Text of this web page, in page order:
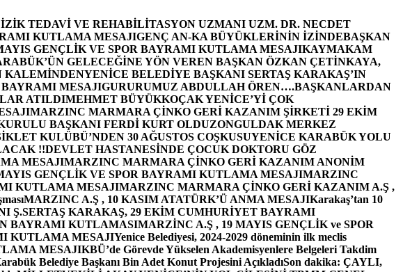
TEDAVİ VE REHABİLİTASYON UZMANI UZM. DR. NECDET
KUTLAMA MESAJIGENÇ AN-KA BÜYÜKLERİNİN İZİNDEBAŞKAN
GENÇLİK VE SPOR BAYRAMI KUTLAMA MESAJIKAYMAKAM
GELECEĞİNE YÖN VEREN BAŞKAN ÖZKAN ÇETİNKAYA,
KALEMİNDENYENİCE BELEDİYE BAŞKANI SERTAŞ KARAKAŞ’IN
MESAJIGURURUMUZ ABDULLAH ÖREN….BAŞKANLARDAN
ATILDIMEHMET BÜYÜKKOÇAK YENİCE’Yİ ÇOK
MARZINC MARMARA ÇİNKO GERİ KAZANIM ŞİRKETİ 29 EKİM
BAŞKANI FERDİ KURT OLDUZONGULDAK MERKEZ
KULÜBÜ’NDEN 30 AĞUSTOS COŞKUSUYENİCE KARABÜK YOLU
!!DEVLET HASTANESİNDE ÇOCUK DOKTORU GÖZ
MESAJIMARZINC MARMARA ÇİNKO GERİ KAZANIM ANONİM
GENÇLİK VE SPOR BAYRAMI KUTLAMA MESAJIMARZINC
KUTLAMA MESAJIMARZINC MARMARA ÇİNKO GERİ KAZANIM A.Ş ,
MARZINC A.Ş , 10 KASIM ATATÜRK’Ü ANMA MESAJIKarakaş’tan 10
Ş.SERTAŞ KARAKAŞ, 29 EKİM CUMHURİYET BAYRAMI
BAYRAMI KUTLAMASIMARZİNC A.Ş , 19 MAYIS GENÇLİK ve SPOR
KUTLAMA MESAJIYenice Belediyesi, 2024-2029 döneminin ilk meclis
MESAJIKBÜ’de Görevde Yükselen Akademisyenlere Belgeleri Takdim
Belediye Başkanı Bin Adet Konut Projesini AçıkladıSon dakika: ÇAYLI,